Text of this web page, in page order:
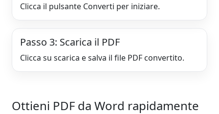
Clicca il pulsante Converti per iniziare.
Passo 3: Scarica il PDF
Clicca su scarica e salva il file PDF convertito.
Ottieni PDF da Word rapidamente